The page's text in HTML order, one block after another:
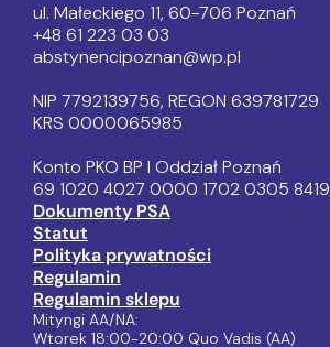
ul. Małeckiego 11, 60-706 Poznań
+48 61 223 03 03
abstynencipoznan@wp.pl
NIP 7792139756, REGON 639781729
KRS 0000065985
Konto PKO BP I Oddział Poznań
69 1020 4027 0000 1702 0305 8419
Dokumenty PSA
Statut
Polityka prywatności
Regulamin
Regulamin sklepu
Mityngi AA/NA:
Wtorek 18:00-20:00 Quo Vadis (AA)